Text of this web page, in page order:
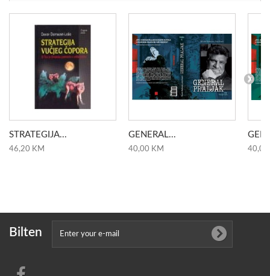
STRATEGIJA...
46,20 KM
GENERAL...
40,00 KM 40,00
Bilten